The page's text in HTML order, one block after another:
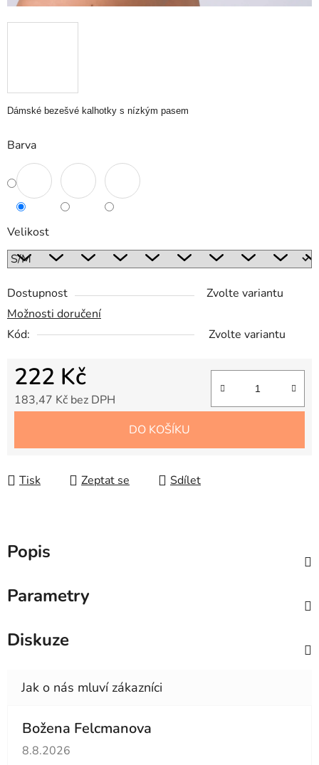
Dámské bezešvé kalhotky s nízkým pasem
Barva
Velikost
Dostupnost
Zvolte variantu
Možnosti doručení
Kód:
Zvolte variantu
222 Kč
183,47 Kč bez DPH
DO KOŠÍKU
Tisk Zeptat se Sdílet
Popis
Parametry
Diskuze
Božena Felcmanova
Hodnocení obchodu je 5 z 5 hvězdiček.
8.8.2026